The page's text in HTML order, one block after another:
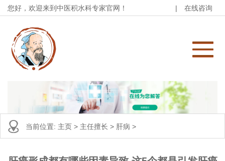
您好，欢迎来到中医积水科专家官网！ | 在线咨询
当前位置: 主页 > 主任擅长 > 肝病 >